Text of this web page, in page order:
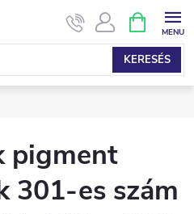
KERESÉS
KOSÁR
pigment
301-es szám